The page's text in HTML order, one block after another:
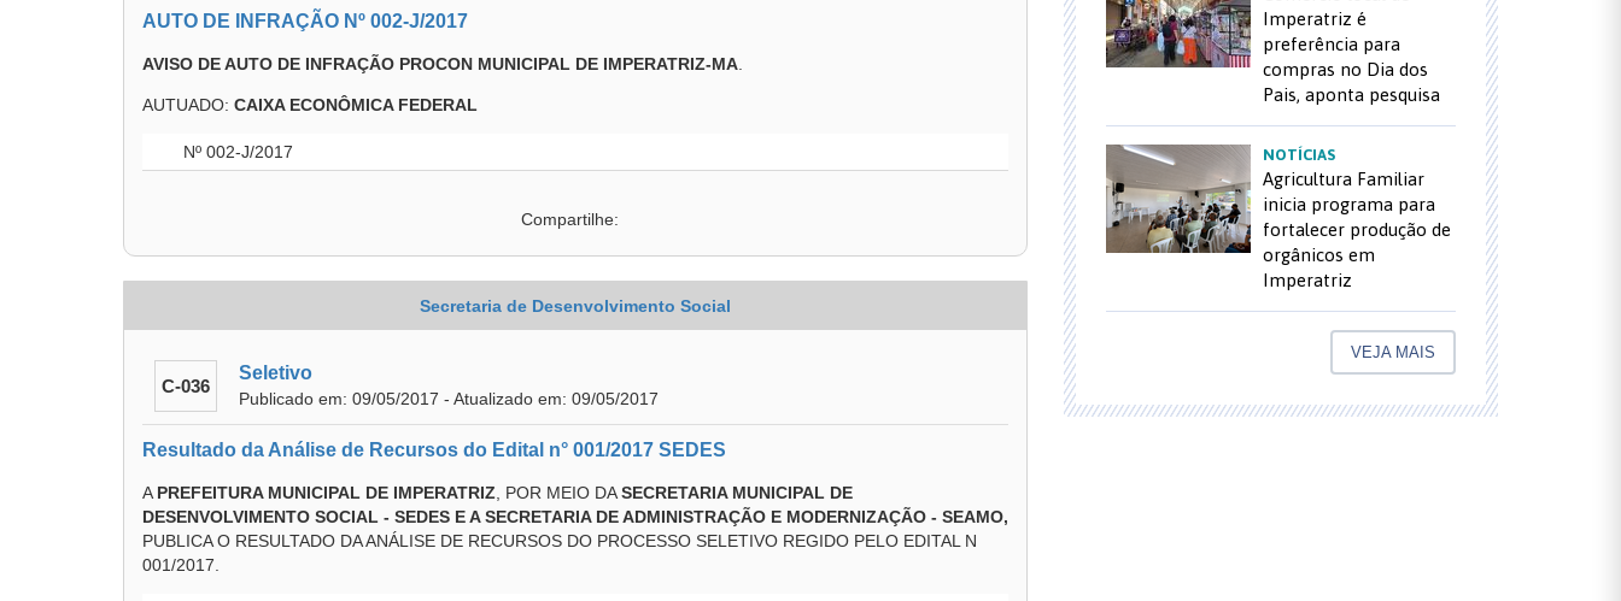
AUTO DE INFRAÇÃO Nº 002-J/2017
AVISO DE AUTO DE INFRAÇÃO PROCON MUNICIPAL DE IMPERATRIZ-MA
AUTUADO: CAIXA ECONÔMICA FEDERAL
Nº 002-J/2017
Compartilhe:
Secretaria de Desenvolvimento Social
C-036
Seletivo
Publicado em: 09/05/2017 - Atualizado em: 09/05/2017
Resultado da Análise de Recursos do Edital n° 001/2017 SEDES
A PREFEITURA MUNICIPAL DE IMPERATRIZ , POR MEIO DASECRETARIA MUNICIPAL DE
DESENVOLVIMENTO SOCIAL - SEDES E A SECRETARIA DE ADMINISTRAÇÃO E MODERNIZAÇÃO - SEAMO,
PUBLICA O RESULTADO DA ANÁLISE DE RECURSOS DO PROCESSO SELETIVO REGIDO PELO EDITAL N
001/2017.
Imperatriz é
preferência para
compras no Dia dos
Pais, aponta pesquisa
NOTÍCIAS
Agricultura Familiar
inicia programa para
fortalecer produção de
orgânicos em
Imperatriz
VEJA MAIS